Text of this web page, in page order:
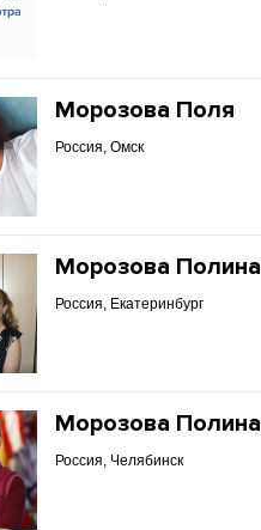
Морозова Поля
Россия, Омск
Морозова Полина
Россия, Екатеринбург
Морозова Полина
Россия, Челябинск